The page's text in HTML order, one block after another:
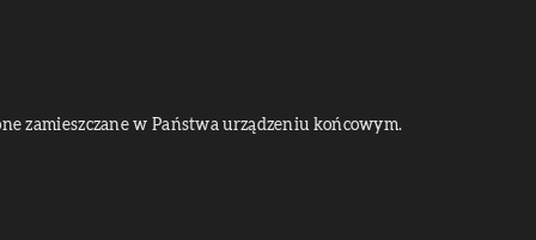
zamieszczane w Państwa urządzeniu końcowym.